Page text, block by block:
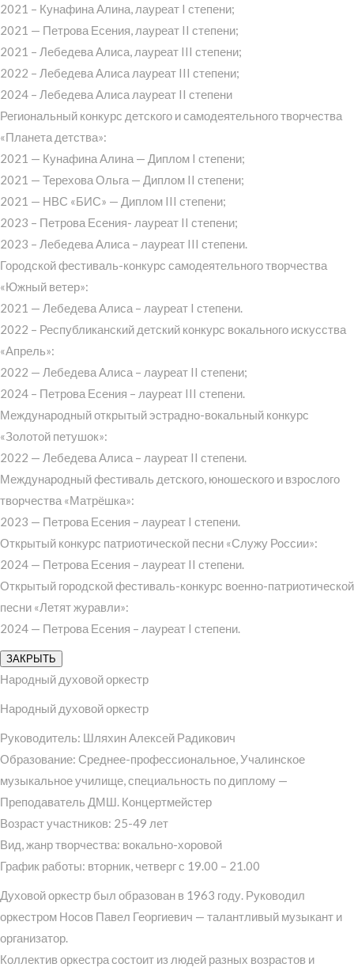
2021 – Кунафина Алина, лауреат I степени;
2021 — Петрова Есения, лауреат II степени;
2021 – Лебедева Алиса, лауреат III степени;
2022 – Лебедева Алиса лауреат III степени;
2024 – Лебедева Алиса лауреат II степени
Региональный конкурс детского и самодеятельного творчества
«Планета детства»:
2021 — Кунафина Алина — Диплом I степени;
2021 — Терехова Ольга — Диплом II степени;
2021 — НВС «БИС» — Диплом III степени;
2023 – Петрова Есения- лауреат II степени;
2023 – Лебедева Алиса – лауреат III степени.
Городской фестиваль-конкурс самодеятельного творчества
«Южный ветер»:
2021 — Лебедева Алиса – лауреат I степени.
2022 – Республиканский детский конкурс вокального искусства
«Апрель»:
2022 — Лебедева Алиса – лауреат II степени;
2024 – Петрова Есения – лауреат III степени.
Международный открытый эстрадно-вокальный конкурс
«Золотой петушок»:
2022 — Лебедева Алиса – лауреат II степени.
Международный фестиваль детского, юношеского и взрослого
творчества «Матрёшка»:
2023 — Петрова Есения – лауреат I степени.
Открытый конкурс патриотической песни «Служу России»:
2024 — Петрова Есения – лауреат II степени.
Открытый городской фестиваль-конкурс военно-патриотической
песни «Летят журавли»:
2024 — Петрова Есения – лауреат I степени.
ЗАКРЫТЬ
Народный духовой оркестр
Народный духовой оркестр
Руководитель: Шляхин Алексей Радикович
Образование: Среднее-профессиональное, Учалинское
музыкальное училище, специальность по диплому —
Преподаватель ДМШ. Концертмейстер
Возраст участников: 25-49 лет
Вид, жанр творчества: вокально-хоровой
График работы: вторник, четверг с 19.00 – 21.00
Духовой оркестр был образован в 1963 году. Руководил
оркестром Носов Павел Георгиевич — талантливый музыкант и
организатор.
Коллектив оркестра состоит из людей разных возрастов и